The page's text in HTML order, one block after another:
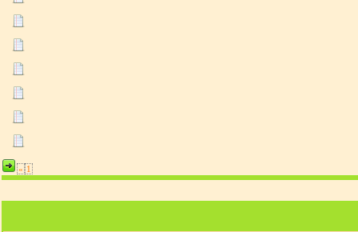
« 1